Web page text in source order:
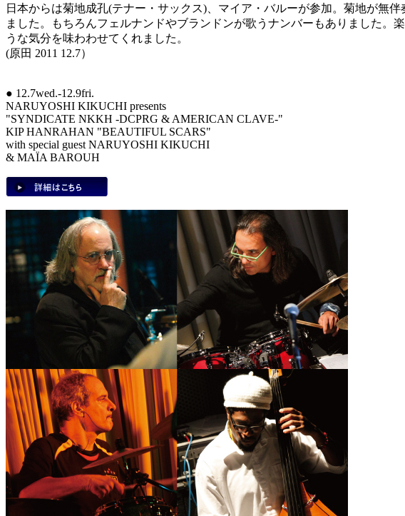
日本からは菊地成孔(テナー・サックス)、マイア・バルーが参加。菊地が無
ました。もちろんフェルナンドやブランドンが歌うナンバーもありました
うな気分を味わわせてくれました。
(原田 2011 12.7）
● 12.7wed.-12.9fri.
NARUYOSHI KIKUCHI presents
"SYNDICATE NKKH -DCPRG & AMERICAN CLAVE-"
KIP HANRAHAN "BEAUTIFUL SCARS"
with special guest NARUYOSHI KIKUCHI
& MAÏA BAROUH